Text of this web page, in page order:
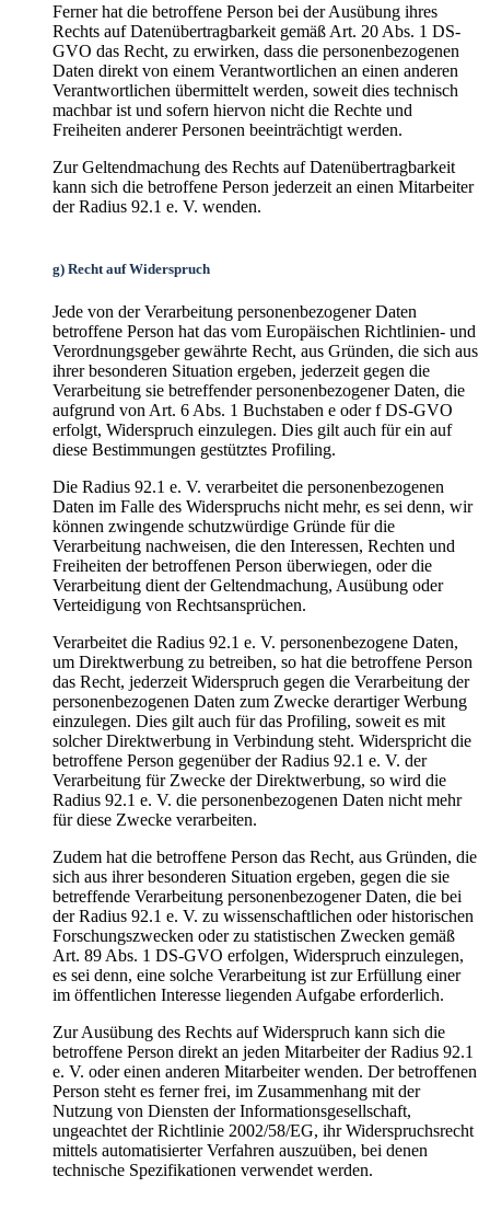
Ferner hat die betroffene Person bei der Ausübung ihres
Rechts auf Datenübertragbarkeit gemäß Art. 20 Abs. 1 DS-
GVO das Recht, zu erwirken, dass die personenbezogenen
Daten direkt von einem Verantwortlichen an einen anderen
Verantwortlichen übermittelt werden, soweit dies technisch
machbar ist und sofern hiervon nicht die Rechte und
Freiheiten anderer Personen beeinträchtigt werden.
Zur Geltendmachung des Rechts auf Datenübertragbarkeit
kann sich die betroffene Person jederzeit an einen Mitarbeiter
der Radius 92.1 e. V. wenden.
g) Recht auf Widerspruch
Jede von der Verarbeitung personenbezogener Daten
betroffene Person hat das vom Europäischen Richtlinien- und
Verordnungsgeber gewährte Recht, aus Gründen, die sich aus
ihrer besonderen Situation ergeben, jederzeit gegen die
Verarbeitung sie betreffender personenbezogener Daten, die
aufgrund von Art. 6 Abs. 1 Buchstaben e oder f DS-GVO
erfolgt, Widerspruch einzulegen. Dies gilt auch für ein auf
diese Bestimmungen gestütztes Profiling.
Die Radius 92.1 e. V. verarbeitet die personenbezogenen
Daten im Falle des Widerspruchs nicht mehr, es sei denn, wir
können zwingende schutzwürdige Gründe für die
Verarbeitung nachweisen, die den Interessen, Rechten und
Freiheiten der betroffenen Person überwiegen, oder die
Verarbeitung dient der Geltendmachung, Ausübung oder
Verteidigung von Rechtsansprüchen.
Verarbeitet die Radius 92.1 e. V. personenbezogene Daten,
um Direktwerbung zu betreiben, so hat die betroffene Person
das Recht, jederzeit Widerspruch gegen die Verarbeitung der
personenbezogenen Daten zum Zwecke derartiger Werbung
einzulegen. Dies gilt auch für das Profiling, soweit es mit
solcher Direktwerbung in Verbindung steht. Widerspricht die
betroffene Person gegenüber der Radius 92.1 e. V. der
Verarbeitung für Zwecke der Direktwerbung, so wird die
Radius 92.1 e. V. die personenbezogenen Daten nicht mehr
für diese Zwecke verarbeiten.
Zudem hat die betroffene Person das Recht, aus Gründen, die
sich aus ihrer besonderen Situation ergeben, gegen die sie
betreffende Verarbeitung personenbezogener Daten, die bei
der Radius 92.1 e. V. zu wissenschaftlichen oder historischen
Forschungszwecken oder zu statistischen Zwecken gemäß
Art. 89 Abs. 1 DS-GVO erfolgen, Widerspruch einzulegen,
es sei denn, eine solche Verarbeitung ist zur Erfüllung einer
im öffentlichen Interesse liegenden Aufgabe erforderlich.
Zur Ausübung des Rechts auf Widerspruch kann sich die
betroffene Person direkt an jeden Mitarbeiter der Radius 92.1
e. V. oder einen anderen Mitarbeiter wenden. Der betroffenen
Person steht es ferner frei, im Zusammenhang mit der
Nutzung von Diensten der Informationsgesellschaft,
ungeachtet der Richtlinie 2002/58/EG, ihr Widerspruchsrecht
mittels automatisierter Verfahren auszuüben, bei denen
technische Spezifikationen verwendet werden.